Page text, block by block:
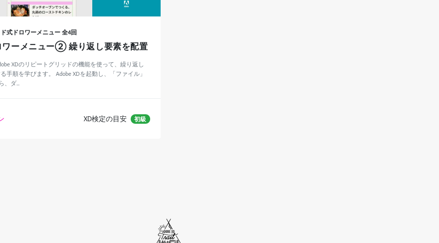
式ドロワーメニュー 全4回
ワーメニュー② 繰り返し要素を配置
XDのリピートグリッドの機能を使って、繰り返し
手順を学びます。 Adobe XDを起動し、「ファイル」
ダ...
XD検定の目安 初級